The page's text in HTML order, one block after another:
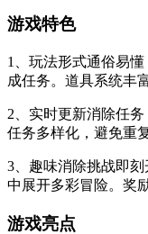
游戏特色
1、玩法形式通俗易
成任务。道具系统丰
2、实时更新消除任
任务多样化，避免重
3、趣味消除挑战即
中展开多彩冒险。奖
游戏亮点